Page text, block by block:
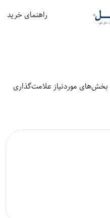
راهنمای خرید
بخش‌های موردنیاز علامت‌گذاری